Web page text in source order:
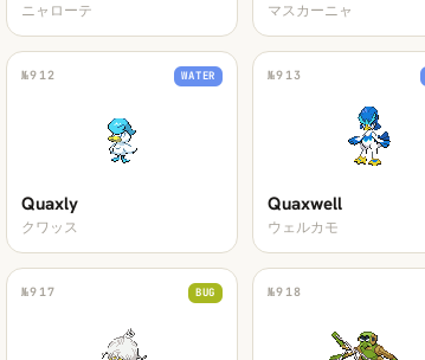
ニャローテ マスカーニャ
№912 WATER
Quaxly
クワッス
№913
Quaxwell
ウェルカモ
№917 BUG №918